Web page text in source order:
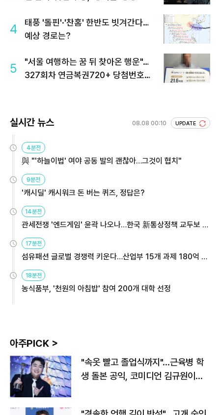
4
태풍 '돌핀'·'찬홈' 한반도 빗겨간다…
예상 경로는?
5
"서울 여행하는 꿈 뒤 찾아온 행운"…
327회차 연금복권720+ 당첨번호조
실시간 뉴스 08.08 00:10 UPDATE
4분전
與 "'하늘이법' 여야 공동 발의 괜찮아…그것이 협치"
9분전
'캐시딜' 캐시워크 돈 버는 퀴즈, 정답은?
14분전
관세전쟁 '엔드게임' 윤곽 나오나…한국 新통상정책 교두보 활
용해야
17분전
섬유패션 글로벌 경쟁력 키운다…산업부 15개 과제 180억 지
원
18분전
농식품부, '천원의 아침밥' 참여 200개 대학 선정
아주PICK >
"속옷 빨고 졸업식까지"…근육병 학
생 돌본 공익, 코미디언 김규원이었